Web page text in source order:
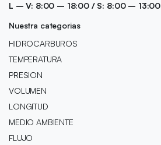
L – V: 8:00 – 18:00 / S: 8:00 – 13:00
Nuestra categorias
HIDROCARBUROS
TEMPERATURA
PRESION
VOLUMEN
LONGITUD
MEDIO AMBIENTE
FLUJO